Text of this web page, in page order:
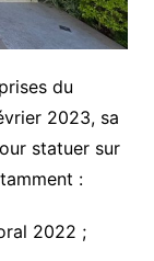
du
2023, sa
statuer sur
:
2022 ;